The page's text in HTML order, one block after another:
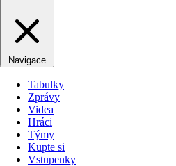
Navigace
Tabulky
Zprávy
Videa
Hráci
Týmy
Kupte si
Vstupenky